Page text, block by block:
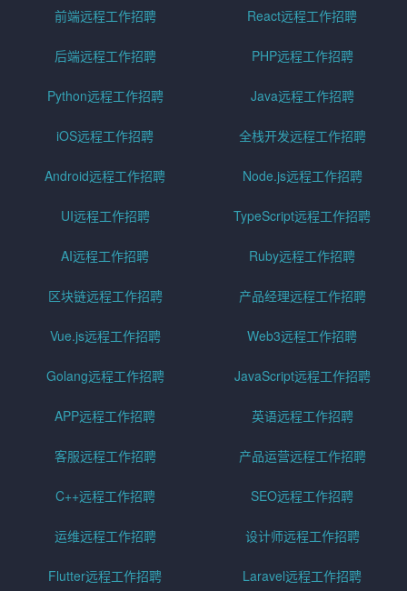
前端远程工作招聘 React远程工作招聘
后端远程工作招聘 PHP远程工作招聘
Python远程工作招聘 Java远程工作招聘
iOS远程工作招聘 全栈开发远程工作招聘
Android远程工作招聘 Node.js远程工作招聘
UI远程工作招聘 TypeScript远程工作招聘
AI远程工作招聘 Ruby远程工作招聘
区块链远程工作招聘 产品经理远程工作招聘
Vue.js远程工作招聘 Web3远程工作招聘
Golang远程工作招聘 JavaScript远程工作招聘
APP远程工作招聘 英语远程工作招聘
客服远程工作招聘 产品运营远程工作招聘
C++远程工作招聘 SEO远程工作招聘
运维远程工作招聘 设计师远程工作招聘
Flutter远程工作招聘 Laravel远程工作招聘